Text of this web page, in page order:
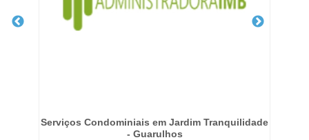
Serviços Condominiais em Jardim Tranquilidade
- Guarulhos